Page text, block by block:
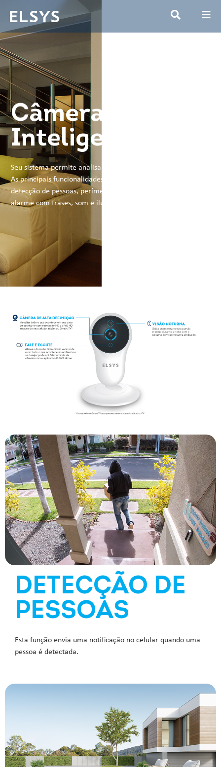
Câmera Wi-Fi
Inteligente Fixa
Seu sistema permite analisar imagens com mais detalhes.
As principais funcionalidades da Câmera Inteligente Fixa são:
detecção de pessoas, perímetros, linhas de passagem e
alarme com frases, som e iluminação.
DETECÇÃO DE
PESSOAS
Esta função envia uma notificação no celular quando uma
pessoa é detectada.